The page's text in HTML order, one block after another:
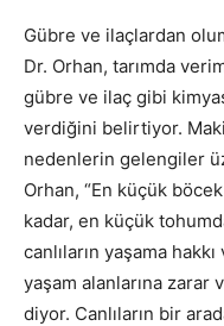
Gübre ve ilaçlardan
Dr. Orhan, tarımda
gübre ve ilaç gibi
verdiğini belirtiyor.
nedenlerin gelengiler
Orhan, “En küçük
kadar, en küçük
canlıların yaşama
yaşam alanlarına zarar
diyor. Canlıların bir